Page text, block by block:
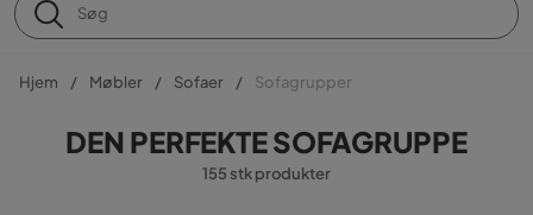
Hjem Møbler Sofaer Sofagrupper
DEN PERFEKTE SOFAGRUPPE
155 stk produkter